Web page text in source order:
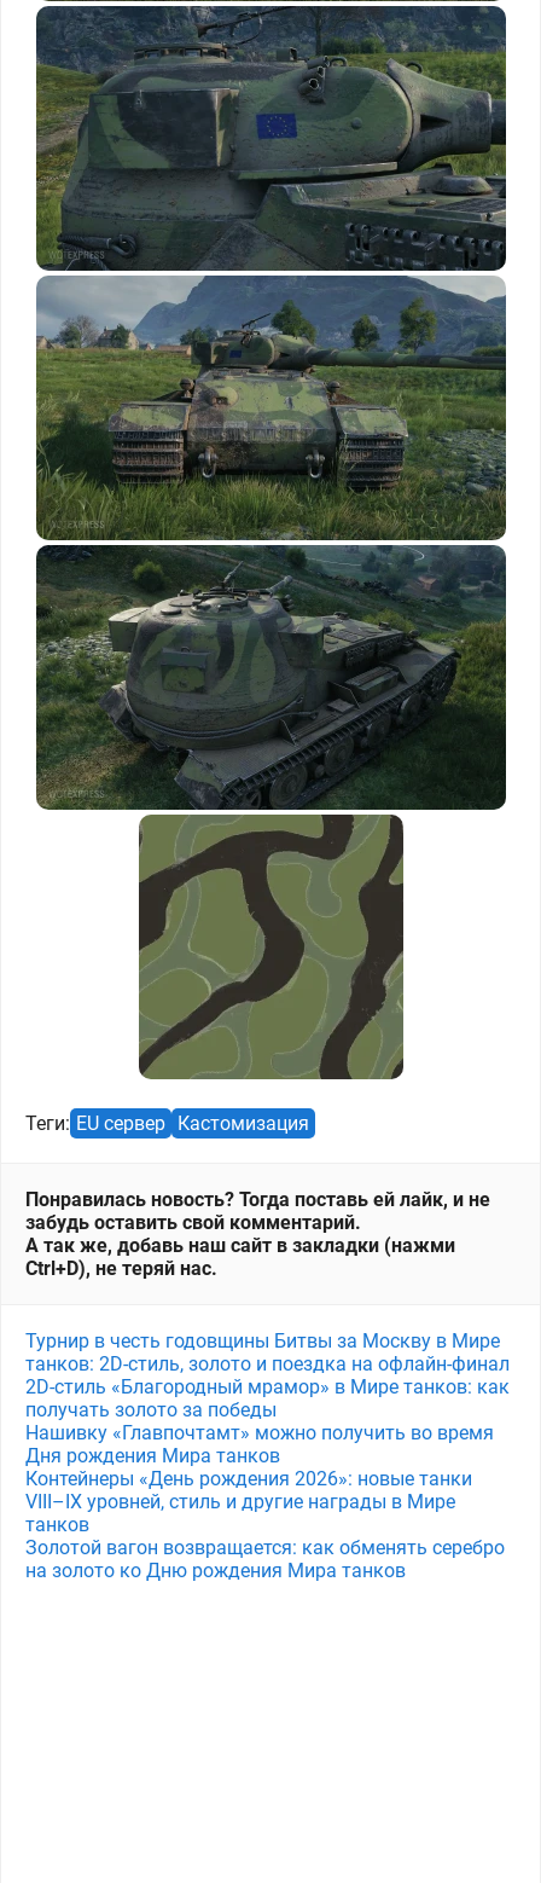
Теги: EU сервер Кастомизация
Понравилась новость? Тогда поставь ей лайк, и не
забудь оставить свой комментарий.
А так же, добавь наш сайт в закладки (нажми
Ctrl+D), не теряй нас.
Турнир в честь годовщины Битвы за Москву в Мире
танков: 2D-стиль, золото и поездка на офлайн-финал
2D-стиль «Благородный мрамор» в Мире танков: как
получать золото за победы
Нашивку «Главпочтамт» можно получить во время
Дня рождения Мира танков
Контейнеры «День рождения 2026»: новые танки
VIII–IX уровней, стиль и другие награды в Мире
танков
Золотой вагон возвращается: как обменять серебро
на золото ко Дню рождения Мира танков